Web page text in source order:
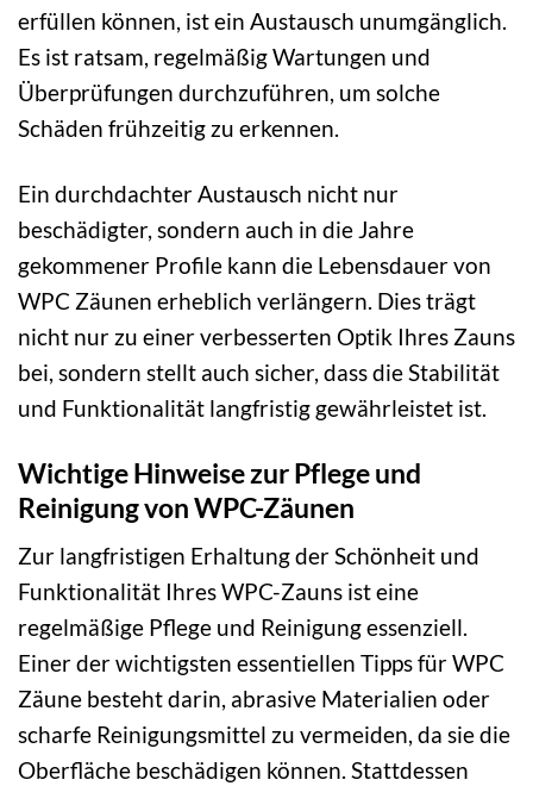
erfüllen können, ist ein Austausch unumgänglich.
Es ist ratsam, regelmäßig Wartungen und
Überprüfungen durchzuführen, um solche
Schäden frühzeitig zu erkennen.
Ein durchdachter Austausch nicht nur
beschädigter, sondern auch in die Jahre
gekommener Profile kann die Lebensdauer von
WPC Zäunen erheblich verlängern. Dies trägt
nicht nur zu einer verbesserten Optik Ihres Zauns
bei, sondern stellt auch sicher, dass die Stabilität
und Funktionalität langfristig gewährleistet ist.
Wichtige Hinweise zur Pflege und
Reinigung von WPC-Zäunen
Zur langfristigen Erhaltung der Schönheit und
Funktionalität Ihres WPC-Zauns ist eine
regelmäßige Pflege und Reinigung essenziell.
Einer der wichtigsten essentiellen Tipps für WPC
Zäune besteht darin, abrasive Materialien oder
scharfe Reinigungsmittel zu vermeiden, da sie die
Oberfläche beschädigen können. Stattdessen